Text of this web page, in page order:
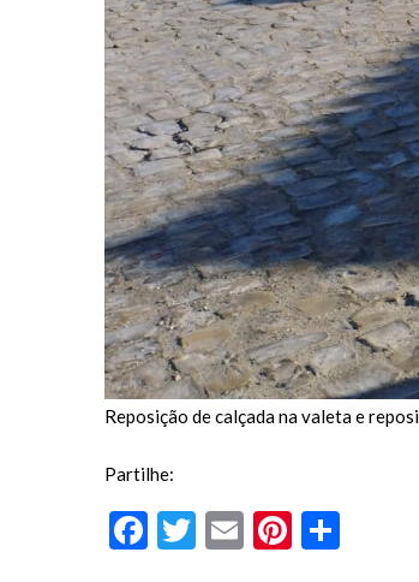
Reposição de calçada na valeta e
Partilhe:
F
T
E
Pi